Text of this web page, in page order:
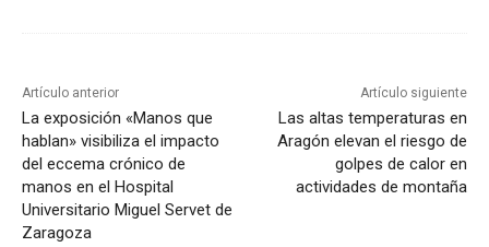
Artículo anterior
La exposición «Manos que
hablan» visibiliza el impacto
del eccema crónico de
manos en el Hospital
Universitario Miguel Servet de
Zaragoza
Artículo siguiente
Las altas temperaturas en
Aragón elevan el riesgo de
golpes de calor en
actividades de montaña